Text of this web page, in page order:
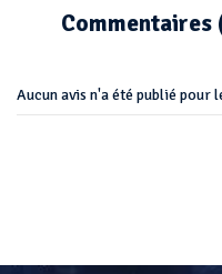
Commentaires
Aucun avis n'a été publié pour